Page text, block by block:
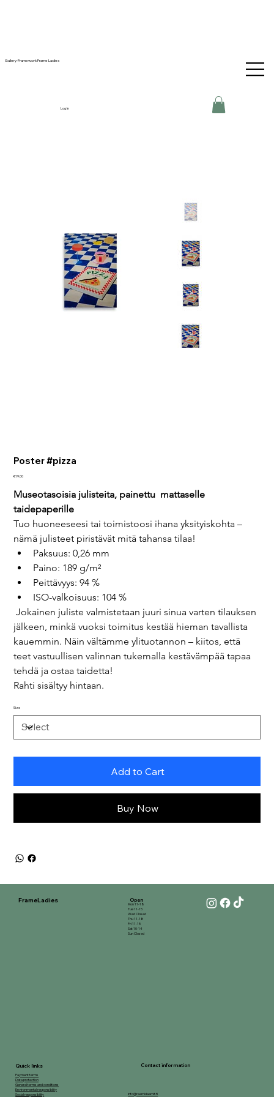
Gallery-Framework Frame Ladies
Log In
Poster #pizza
Price
€19.00
Museotasoisia julisteita, painettu  mattaselle
taidepaperille
Tuo huoneeseesi tai toimistoosi ihana yksityiskohta –
nämä julisteet piristävät mitä tahansa tilaa!
Paksuus: 0,26 mm
Paino: 189 g/m²
Peittävyys: 94 %
ISO-valkoisuus: 104 %
Jokainen juliste valmistetaan juuri sinua varten tilauksen
jälkeen, minkä vuoksi toimitus kestää hieman tavallista
kauemmin. Näin vältämme ylituotannon – kiitos, että
teet vastuullisen valinnan tukemalla kestävämpää tapaa
tehdä ja ostaa taidetta!
Rahti sisältyy hintaan.
Size
Add to Cart
Buy Now
FrameLadies
Payment terms
Data protection
General terms and conditions
Environmental responsibility
Social responsibility
Quick links Contact information
info@raamidaamit.fi
Mon 11-18
Tue 11-15
Wed Closed
Thu 11-18
Fri 11-15
Sat 10-14
Sun Closed
Open